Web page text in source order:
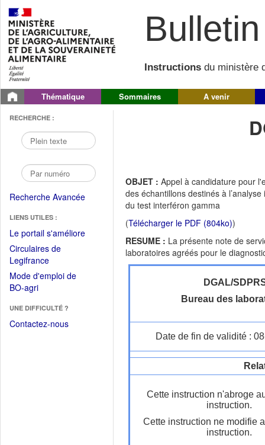
Instructions du ministère
Thématique Sommaires A venir
RECHERCHE :
Recherche Avancée
LIENS UTILES :
Le portail s'améliore(Fichier
Circulaires de
Legifrance(Ouvrir
dans
une
fenêtre)
Mode d'emploi de
BO-agri(Ouvrir
une
nouvelle
UNE DIFFICULTÉ ?
Contactez-nous
OBJET : Appel à candidature pour
des échantillons destinés à
du test interféron gamma
(Télécharger le PDF (804ko))
RESUME : La présente note de
laboratoires agréés pour le
DGAL/
Bureau des
Date de fin de validité :
Cette instruction n'abroge
instruction.
Cette instruction ne modifie
instruction.